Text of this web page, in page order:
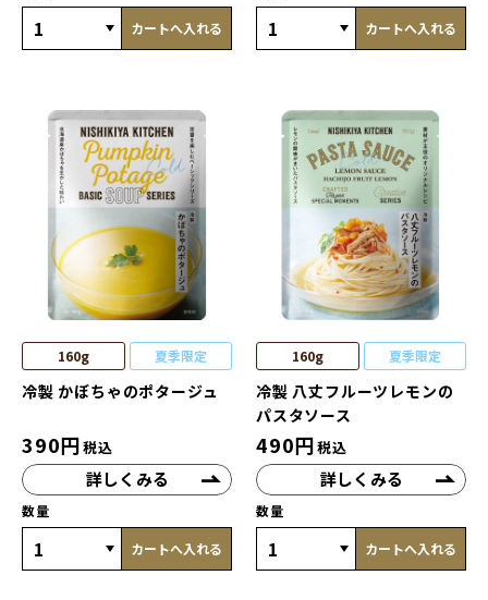
カートへ入れる カートへ入れる
160g 夏季限定
冷製 かぼちゃのポタージュ
390円税込
詳しくみる
数量
カートへ入れる
160g 夏季限定
冷製 八丈フルーツレモンの
パスタソース
490円税込
詳しくみる
数量
カートへ入れる